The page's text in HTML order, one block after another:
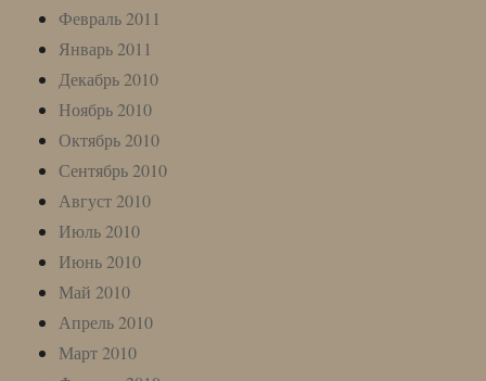
Февраль 2011
Январь 2011
Декабрь 2010
Ноябрь 2010
Октябрь 2010
Сентябрь 2010
Август 2010
Июль 2010
Июнь 2010
Май 2010
Апрель 2010
Март 2010